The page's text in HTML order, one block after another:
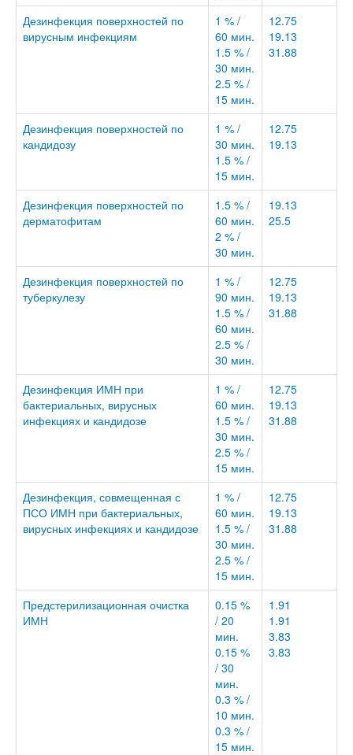
Дезинфекция поверхностей по
вирусным инфекциям
1 % /
60 мин.
1.5 % /
30 мин.
2.5 % /
15 мин.
12.75
19.13
31.88
Дезинфекция поверхностей по
кандидозу
1 % /
30 мин.
1.5 % /
15 мин.
12.75
19.13
Дезинфекция поверхностей по
дерматофитам
1.5 % /
60 мин.
2 % /
30 мин.
19.13
25.5
Дезинфекция поверхностей по
туберкулезу
1 % /
90 мин.
1.5 % /
60 мин.
2.5 % /
30 мин.
12.75
19.13
31.88
Дезинфекция ИМН при
бактериальных, вирусных
инфекциях и кандидозе
1 % /
60 мин.
1.5 % /
30 мин.
2.5 % /
15 мин.
12.75
19.13
31.88
Дезинфекция, совмещенная с
ПСО ИМН при бактериальных,
вирусных инфекциях и кандидозе
1 % /
60 мин.
1.5 % /
30 мин.
2.5 % /
15 мин.
12.75
19.13
31.88
Предстерилизационная очистка
ИМН
0.15 %
/ 20
мин.
0.15 %
/ 30
мин.
0.3 % /
10 мин.
0.3 % /
15 мин.
1.91
1.91
3.83
3.83